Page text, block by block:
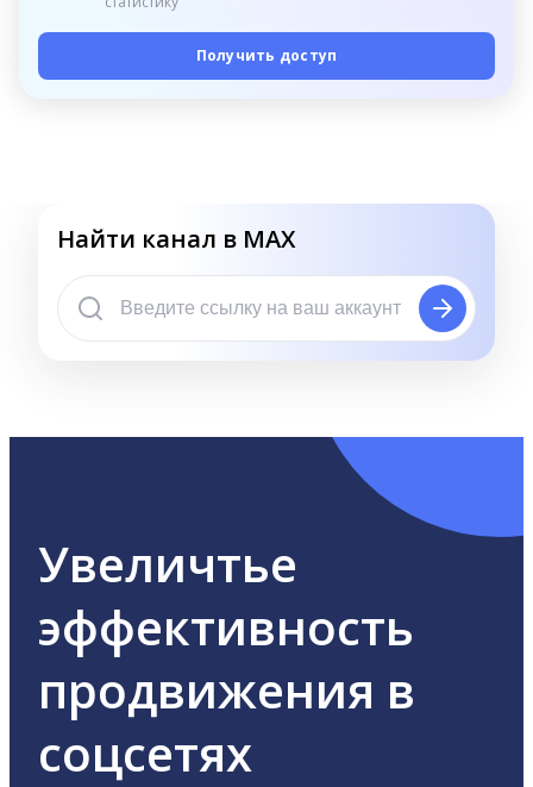
Получить доступ
Найти канал в MAX
Увеличтье
эффективность
продвижения в
соцсетях